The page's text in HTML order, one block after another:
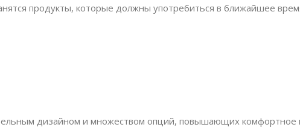
продукты, которые должны употребиться в ближайшее
дизайном и множеством опций, повышающих комфортное